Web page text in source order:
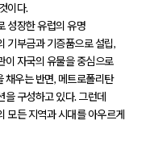
이다.
성장한 유럽의 유명
기부금과 기증품으로 설립,
이 자국의 유물을 중심으로
채우는 반면, 메트로폴리탄
을 구성하고 있다. 그런데
모든 지역과 시대를 아우르게